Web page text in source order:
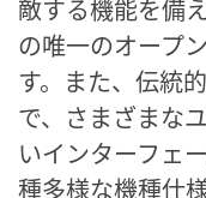
敵する機能を備
の唯一のオープ
す。また、伝統
で、さまざまな
いインターフェ
種多様な機種仕